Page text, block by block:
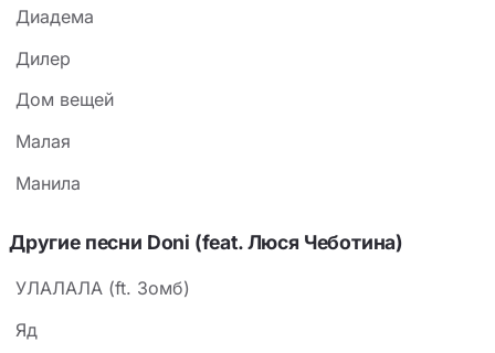
Диадема
Дилер
Дом вещей
Малая
Манила
Другие песни Doni (feat. Люся Чеботина)
УЛАЛАЛА (ft. Зомб)
Яд